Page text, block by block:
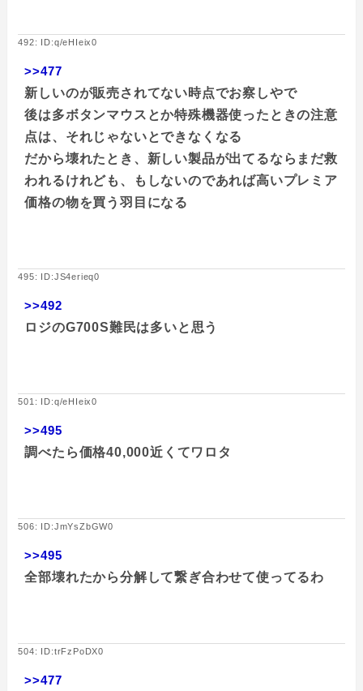
492: ID:q/eHIeix0
>>477
新しいのが販売されてない時点でお察しやで
後は多ボタンマウスとか特殊機器使ったときの注意
点は、それじゃないとできなくなる
だから壊れたとき、新しい製品が出てるならまだ救
われるけれども、もしないのであれば高いプレミア
価格の物を買う羽目になる
495: ID:JS4erieq0
>>492
ロジのG700S難民は多いと思う
501: ID:q/eHIeix0
>>495
調べたら価格40,000近くてワロタ
506: ID:JmYsZbGW0
>>495
全部壊れたから分解して繋ぎ合わせて使ってるわ
504: ID:trFzPoDX0
>>477